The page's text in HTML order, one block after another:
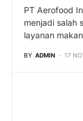
PT Aerofood
menjadi salah
layanan
BY ADMIN 17